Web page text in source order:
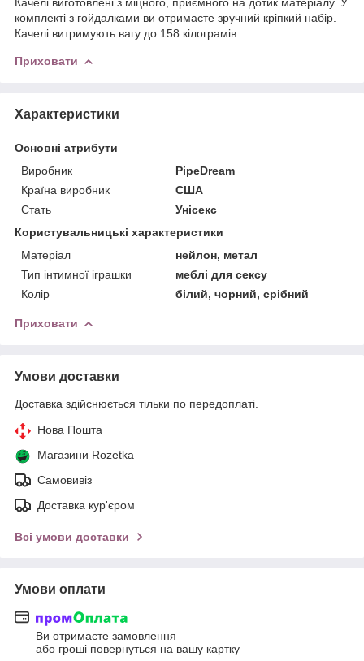
комплекті з гойдалками ви отримаєте зручний кріпкий набір.
Качелі витримують вагу до 158 кілограмів.
Приховати
Характеристики
Основні атрибути
Виробник
PipeDream
Країна виробник
США
Стать
Унісекс
Користувальницькі характеристики
Матеріал
нейлон, метал
Тип інтимної іграшки
меблі для сексу
Колір
білий, чорний, срібний
Приховати
Умови доставки
Доставка здійснюється тільки по передоплаті.
Нова Пошта
Магазини Rozetka
Самовивіз
Доставка кур'єром
Всі умови доставки
Умови оплати
Ви отримаєте замовлення
або гроші повернуться на вашу картку